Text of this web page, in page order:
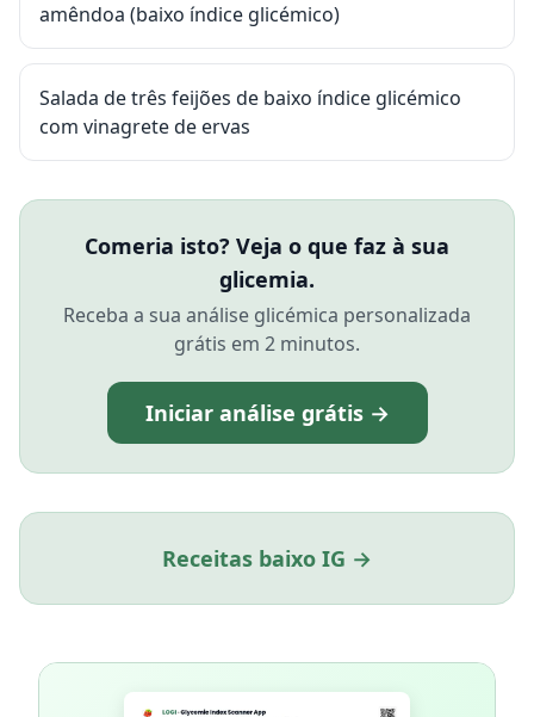
amêndoa (baixo índice glicémico)
Salada de três feijões de baixo índice glicémico
com vinagrete de ervas
Comeria isto? Veja o que faz à sua
glicemia.
Receba a sua análise glicémica personalizada
grátis em 2 minutos.
Iniciar análise grátis →
Receitas baixo IG →